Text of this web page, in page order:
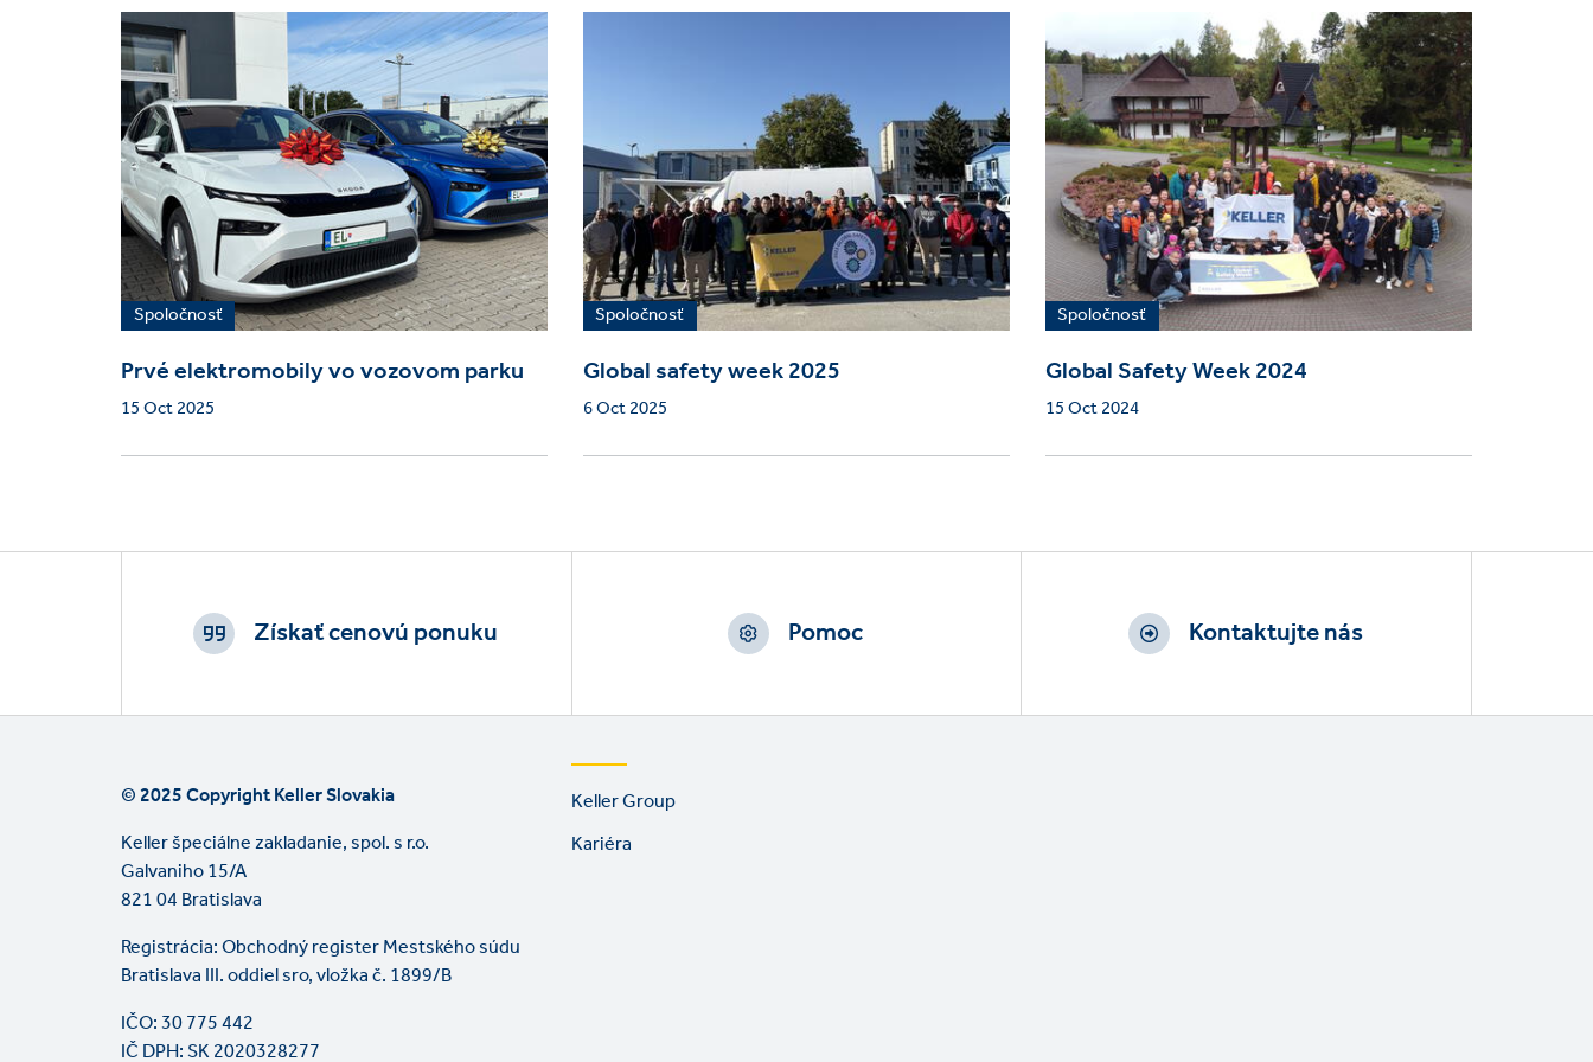
Spoločnosť
Prvé elektromobily vo vozovom parku
15 Oct 2025
Spoločnosť
Global safety week 2025
6 Oct 2025
Spoločnosť
Global Safety Week 2024
15 Oct 2024
Footer
Získať cenovú ponuku Pomoc Kontaktujte nás
© 2025 Copyright Keller Slovakia
Keller špeciálne zakladanie, spol. s r.o.
Galvaniho 15/A
821 04 Bratislava
Registrácia: Obchodný register Mestského súdu
Bratislava III. oddiel sro, vložka č. 1899/B
IČO: 30 775 442
IČ DPH: SK 2020328277
Footer
Keller Group
Kariéra